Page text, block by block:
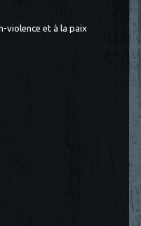
violence et à la paix